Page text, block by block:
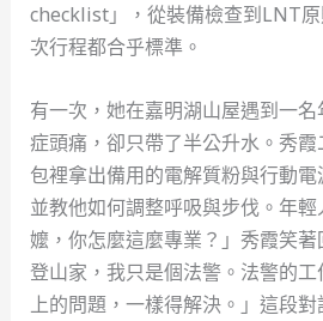
checklist」，從裝備檢查到LNT
次行程都合乎標準。
有一次，她在嘉明湖山屋遇到一
症頭痛，卻只帶了半公升水。秀
包裡拿出備用的電解質粉與行動電
並教他如何調整呼吸與步伐。年
嬤，你怎麼這麼專業？」秀霞笑
登山家，我只是個法警。法警的
上的問題，一樣得解決。」這段